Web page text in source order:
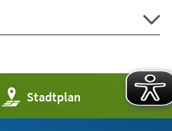
Stadtplan
(Öffnet
in
einem